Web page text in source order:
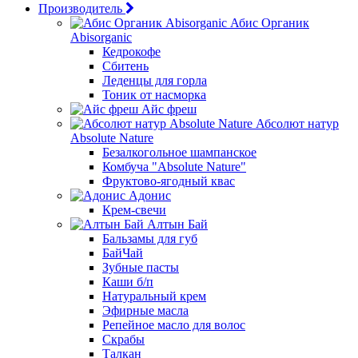
Производитель
Абис Органик
Abisorganic
Кедрокофе
Сбитень
Леденцы для горла
Тоник от насморка
Айс фреш
Абсолют натур
Absolute Nature
Безалкогольное шампанское
Комбуча "Absolute Nature"
Фруктово-ягодный квас
Адонис
Крем-свечи
Алтын Бай
Бальзамы для губ
БайЧай
Зубные пасты
Каши б/п
Натуральный крем
Эфирные масла
Репейное масло для волос
Скрабы
Талкан